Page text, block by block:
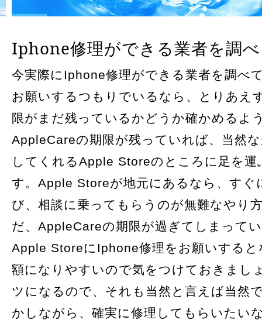
Iphone修理ができる業者を調
今実際にIphone修理ができる業者を調べ
お願いするつもりでいるなら、とりあえ
限がまだ残っているかどうか確かめるよ
AppleCareの期限が残っていれば、当然
してくれるApple Storeのところに足を運
す。Apple Storeが地元にあるなら、すぐ
び、相談に乗ってもらうのが無難なやり
だ、AppleCareの期限が過ぎてしまって
Apple StoreにIphone修理をお願いすると
額になりやすいので気をつけておきまし
ツになるので、それも当然と言えば当然
かしながら、確実に修理してもらいたい